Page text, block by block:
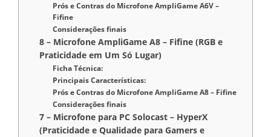
Prós e Contras do Microfone AmpliGame A6V –
Fifine
Considerações finais
8 – Microfone AmpliGame A8 – Fifine (RGB e
Praticidade em Um Só Lugar)
Ficha Técnica:
Principais Características:
Prós e Contras do Microfone AmpliGame A8 – Fifine
Considerações finais
7 – Microfone para PC Solocast – HyperX
(Praticidade e Qualidade para Gamers e